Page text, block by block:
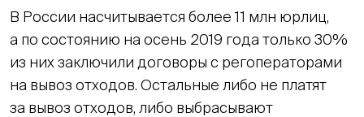
В России насчитывается более 11 млн юрлиц,
а по состоянию на осень 2019 года только 30%
из них заключили договоры с регоператорами
на вывоз отходов. Остальные либо не платят
за вывоз отходов, либо выбрасывают